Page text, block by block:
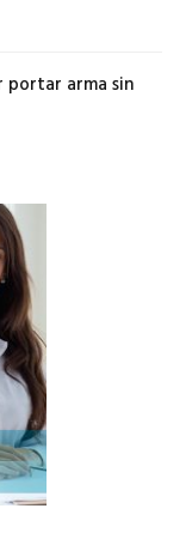
portar arma sin